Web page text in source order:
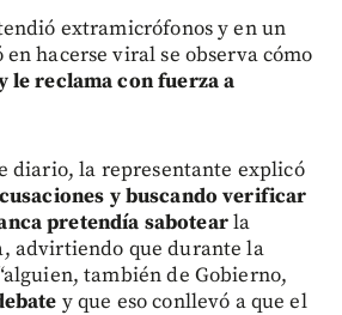
extramicrófonos y en un
hacerse viral se observa cómo
le reclama con fuerza a
diario, la representante explicó
y buscando verificar
pretendía sabotearla
advirtiendo que durante la
también de Gobierno,
y que eso conllevó a que el